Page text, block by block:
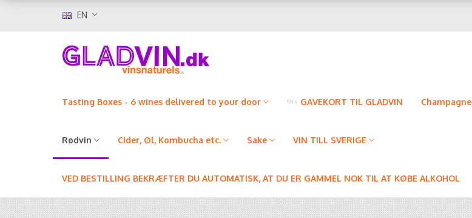
EN
Tasting Boxes - 6 wines delivered to your door GAVEKORT TIL GLADVIN Champagne
Rødvin Cider, Øl, Kombucha etc. Sake VIN TILL SVERIGE
VED BESTILLING BEKRÆFTER DU AUTOMATISK, AT DU ER GAMMEL NOK TIL AT KØBE ALKOHOL